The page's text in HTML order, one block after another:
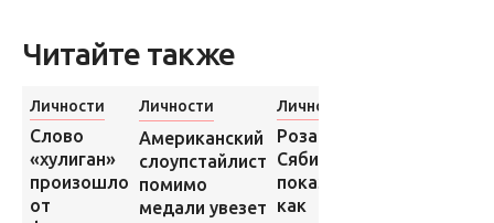
Читайте также
Личности
Слово
«хулиган»
произошло
от
Личности
Американский
слоупстайлист
помимо
медали увезет
Личности
Роза
Сябитова
показала,
как